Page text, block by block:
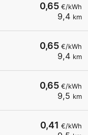
0,65 €/kWh
9,4 km
0,65 €/kWh
9,4 km
0,65 €/kWh
9,5 km
0,41 €/kWh